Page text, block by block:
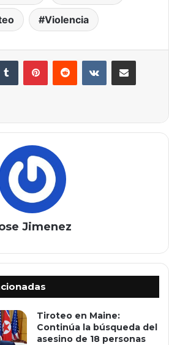
Violencia
Tumblr PinterestReddit VKontakteCompartir por correo
Jimenez
Tiroteo en Maine:
Continúa la búsqueda del
asesino de 18 personas